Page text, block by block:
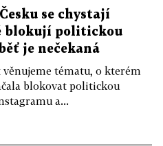
se chystají
blokují politickou
je nečekaná
věnujeme tématu, o kterém
blokovat politickou
a...